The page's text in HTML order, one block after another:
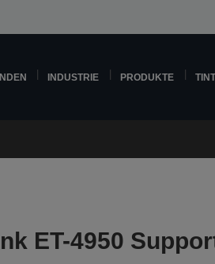
INDUSTRIE PRODUKTE
ET-4950